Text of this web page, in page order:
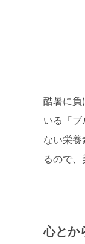
酷暑に負
いる「ブ
ない栄養
るので
心とか